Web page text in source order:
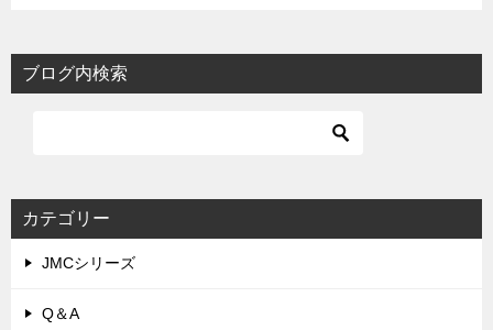
ブログ内検索
カテゴリー
JMCシリーズ
Q＆A